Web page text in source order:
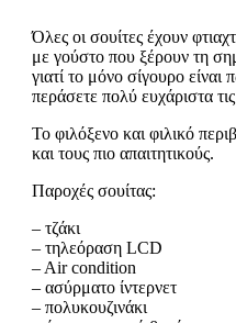
Όλες οι σουίτες έχουν
με γούστο που ξέρουν τη
γιατί το μόνο σίγουρο
περάσετε πολύ ευχάριστα
Το φιλόξενο και φιλικό
και τους πιο απαιτητικούς.
Παροχές σουίτας:
– τζάκι
– τηλεόραση LCD
– Air condition
– ασύρματο ίντερνετ
– πολυκουζινάκι